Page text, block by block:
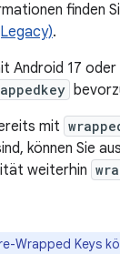
finden
.
Android 17
mit
können Sie
weiterhin
Wrapped Keys